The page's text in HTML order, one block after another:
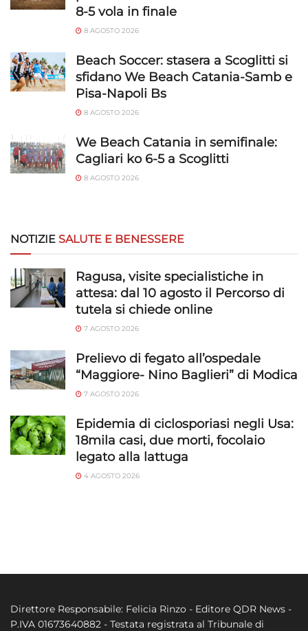
Garantire la sicurezza, prevenire e
rilevare frodi, correggere errori, Erogare
Salvare e comunicare le scelte sulla
privacy.
8-5 vola in finale
8 AGOSTO 2026
Beach Soccer: stasera a Scoglitti si
sfidano We Beach Catania-Samb e
Pisa-Napoli Bs
8 AGOSTO 2026
We Beach Catania in semifinale:
Cagliari ko 6-5 a Scoglitti
8 AGOSTO 2026
NOTIZIE SALUTE E BENESSERE
Ragusa, visite specialistiche in
attesa: dal 10 agosto il Percorso di
tutela si chiede online
7 AGOSTO 2026
Prelievo di fegato all’ospedale
“Maggiore- Nino Baglieri” di Modica
7 AGOSTO 2026
Epidemia di ciclosporiasi negli Usa:
18mila casi, due morti, focolaio
legato alla lattuga
4 AGOSTO 2026
Direttore Responsabile: Felicia Rinzo - Editore QDR News -
P.IVA 01673640882 - Testata registrata al Tribunale di